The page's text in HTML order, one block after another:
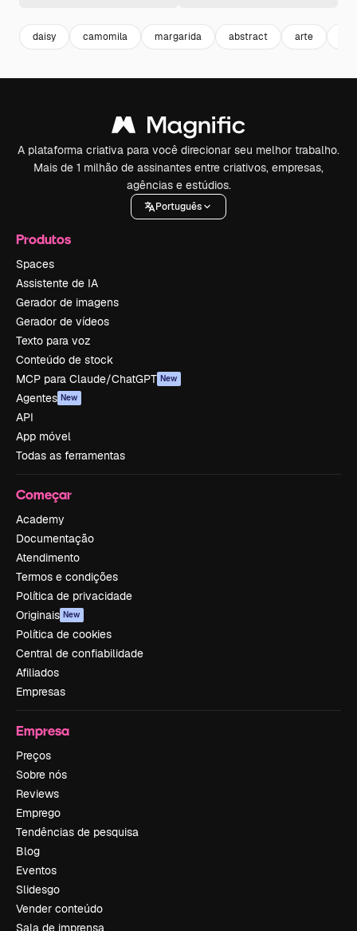
daisy camomila margarida abstract arte
A plataforma criativa para você direcionar seu melhor trabalho.
Mais de 1 milhão de assinantes entre criativos, empresas,
agências e estúdios.
Português
Produtos
Spaces
Assistente de IA
Gerador de imagens
Gerador de vídeos
Texto para voz
Conteúdo de stock
MCP para Claude/ChatGPT New
Agentes New
API
App móvel
Todas as ferramentas
Começar
Academy
Documentação
Atendimento
Termos e condições
Política de privacidade
Originais New
Política de cookies
Central de confiabilidade
Afiliados
Empresas
Empresa
Preços
Sobre nós
Reviews
Emprego
Tendências de pesquisa
Blog
Eventos
Slidesgo
Vender conteúdo
Sala de imprensa